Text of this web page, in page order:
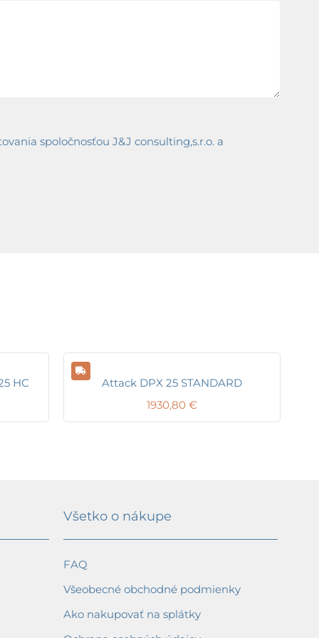
spoločnosťou J&J consulting,s.r.o. a
HC
Attack DPX 25 STANDARD
1930,80 €
Všetko o nákupe
FAQ
Všeobecné obchodné podmienky
Ako nakupovať na splátky